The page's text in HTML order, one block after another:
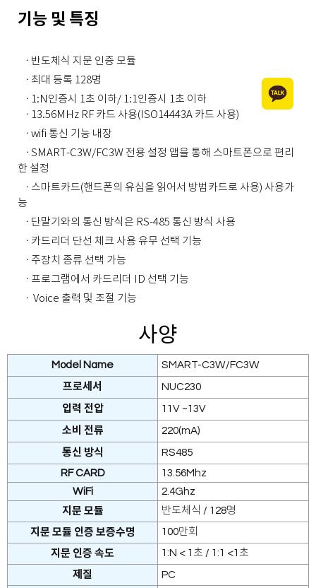
기능 및 특징
· 반도체식 지문 인증 모듈
· 최대 등록 128명
· 1:N인증시 1초 이하/ 1:1인증시 1초 이하
· 13.56MHz RF 카드 사용(ISO14443A 카드 사용)
· wifi 통신 기능 내장
· SMART-C3W/FC3W 전용 설정 앱을 통해 스마트폰으로 편리
한 설정
· 스마트카드(핸드폰의 유심을 읽어서 방범카드로 사용) 사용가
능
· 단말기와의 통신 방식은 RS-485 통신 방식 사용
· 카드리더 단선 체크 사용 유무 선택 기능
· 주장치 종류 선택 가능
· 프로그램에서 카드리더 ID 선택 기능
· Voice 출력 및 조절 기능
사양
Model Name SMART-C3W/FC3W
프로세서 NUC230
입력 전압 11V ~13V
소비 전류 220(mA)
통신 방식
RS485
RF CARD
13.56Mhz
WiFi
2.4Ghz
지문 모듈
반도체식 / 128명
지문 모듈 인증 보증수명 100만회
지문 인증 속도 1:N < 1초 / 1:1 <1초
제질 PC